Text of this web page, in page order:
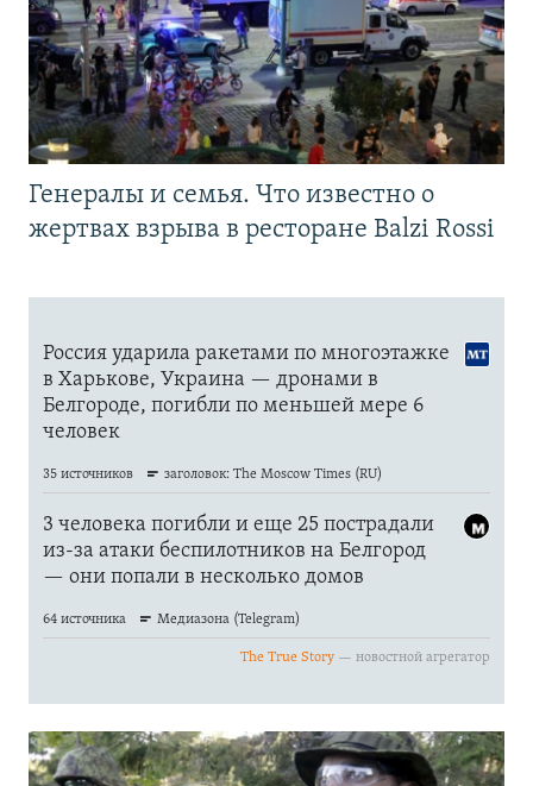
Генералы и семья. Что известно о
жертвах взрыва в ресторане Balzi Rossi